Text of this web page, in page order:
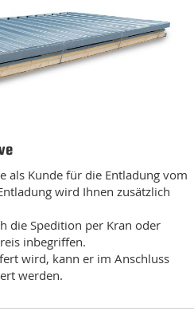
als Kunde für die Entladung vom
wird Ihnen zusätzlich
die Spedition per Kran oder
inbegriffen.
wird, kann er im Anschluss
werden.